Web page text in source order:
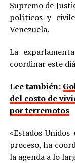
Supremo de
políticos y
Venezuela.
La
coordinar este
Lee también:
del costo de
por terremotos
«Estados
proceso, ha
la agenda a lo